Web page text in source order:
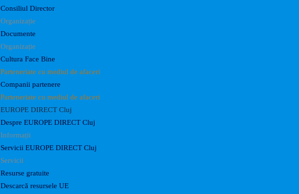
Consiliul Director
Organizație
Documente
Organizație
Cultura Face Bine
Parteneriate cu mediul de afaceri
Companii partenere
Parteneriate cu mediul de afaceri
EUROPE DIRECT Cluj
Despre EUROPE DIRECT Cluj
Informații
Servicii EUROPE DIRECT Cluj
Servicii
Resurse gratuite
Descarcă resursele UE